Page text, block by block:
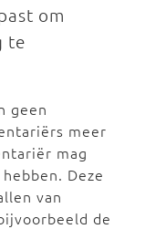
om
te
geen
meer
mag
Deze
van
de